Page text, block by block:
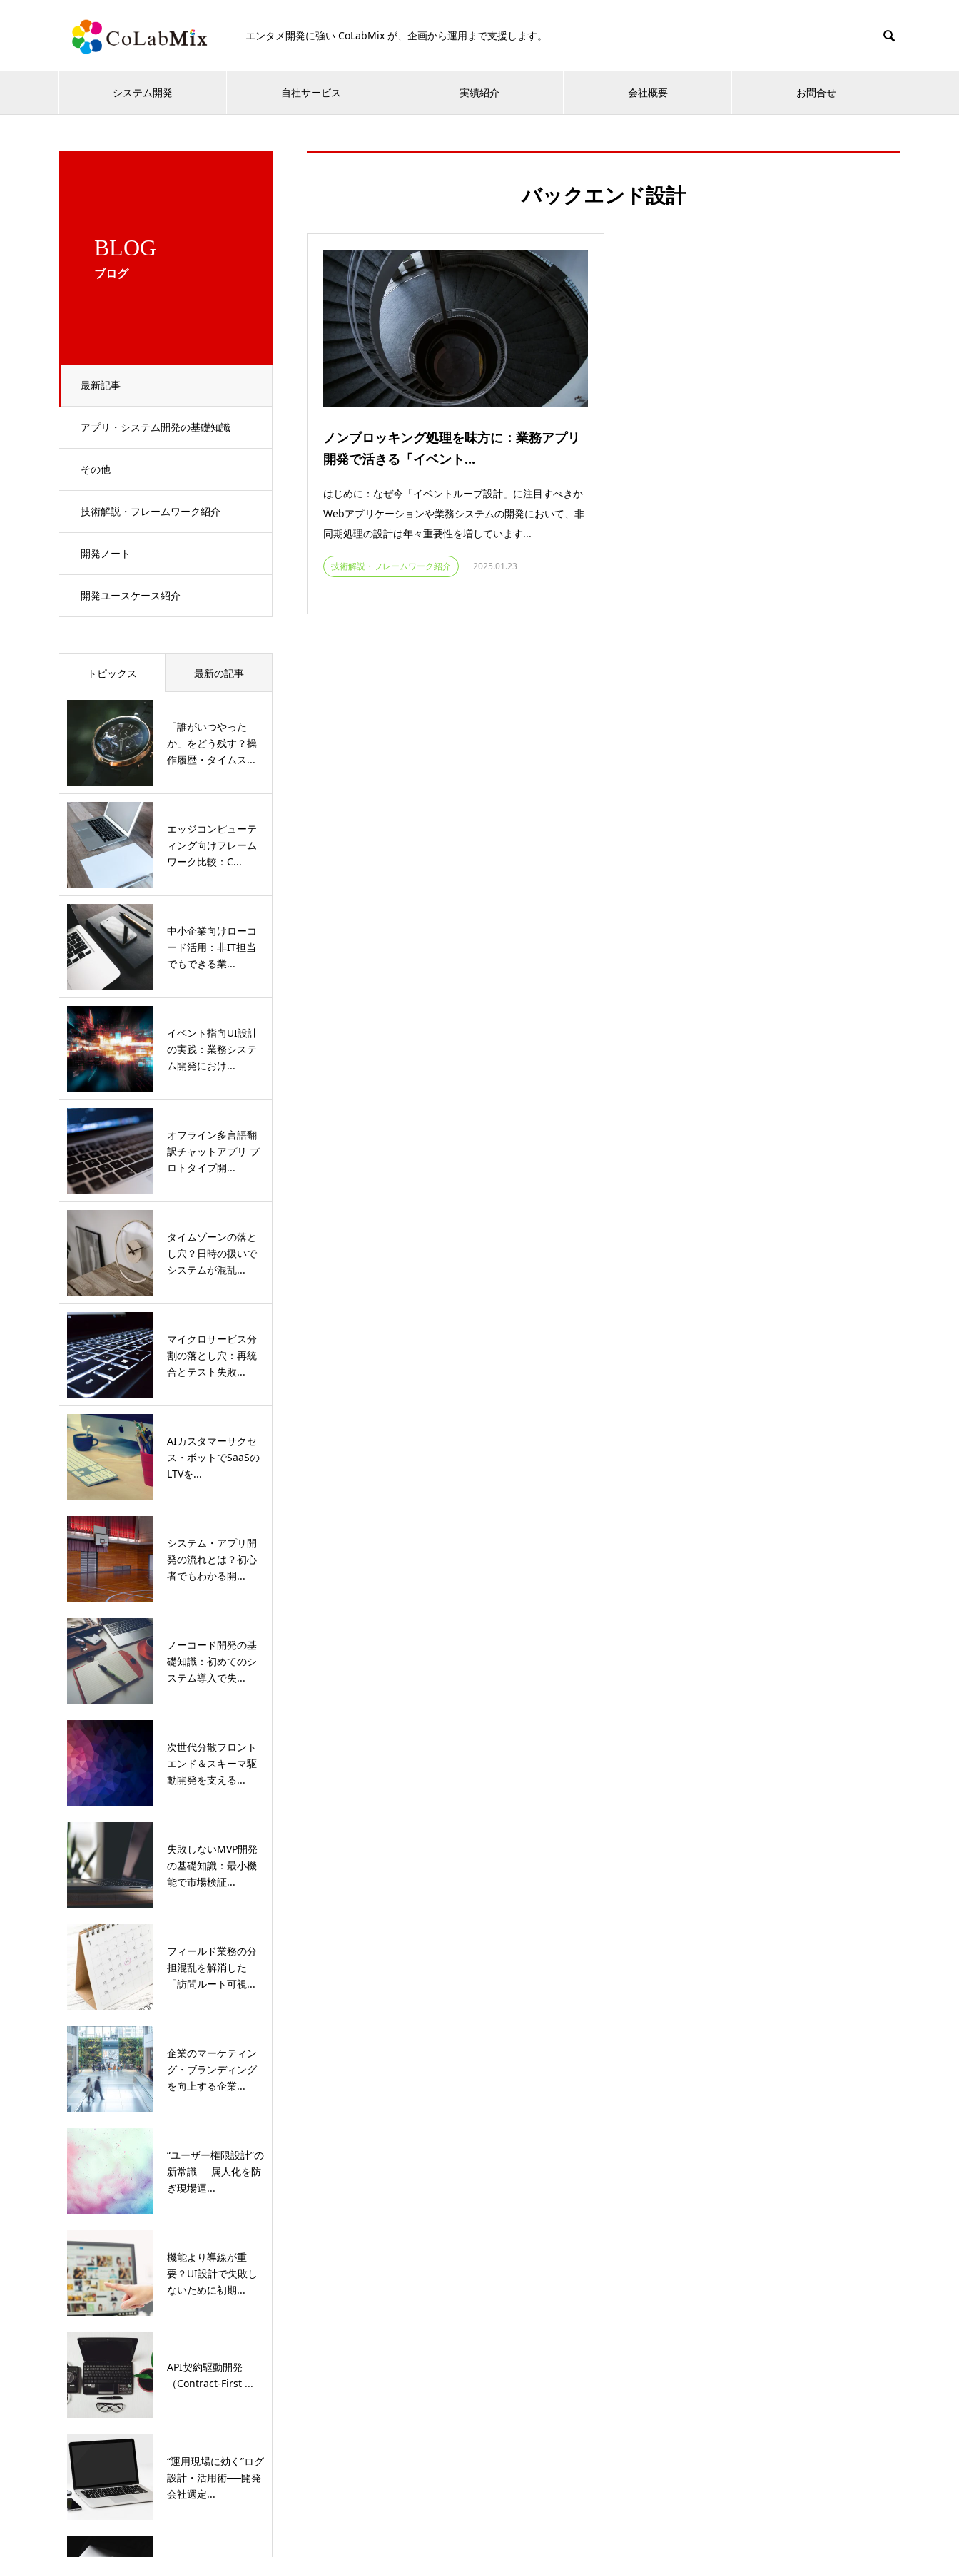
エンタメ開発に強い CoLabMix が、企画から運用まで支援します。 
システム開発 自社サービス 実績紹介 会社概要 お問合せ
BLOG
ブログ
最新記事
アプリ・システム開発の基礎知識
その他
技術解説・フレームワーク紹介
開発ノート
開発ユースケース紹介
バックエンド設計
ノンブロッキング処理を味方に：業務アプリ
開発で活きる「イベント...
はじめに：なぜ今「イベントループ設計」に注目すべきか
Webアプリケーションや業務システムの開発において、非
同期処理の設計は年々重要性を増しています...
技術解説・フレームワーク紹介 2025.01.23
トピックス 最新の記事
「誰がいつやった
か」をどう残す？操
作履歴・タイムス...
エッジコンピューテ
ィング向けフレーム
ワーク比較：C...
中小企業向けローコ
ード活用：非IT担当
でもできる業...
イベント指向UI設計
の実践：業務システ
ム開発におけ...
オフライン多言語翻
訳チャットアプリ プ
ロトタイプ開...
タイムゾーンの落と
し穴？日時の扱いで
システムが混乱...
マイクロサービス分
割の落とし穴：再統
合とテスト失敗...
AIカスタマーサクセ
ス・ボットでSaaSの
LTVを...
システム・アプリ開
発の流れとは？初心
者でもわかる開...
ノーコード開発の基
礎知識：初めてのシ
ステム導入で失...
次世代分散フロント
エンド＆スキーマ駆
動開発を支える...
失敗しないMVP開発
の基礎知識：最小機
能で市場検証...
フィールド業務の分
担混乱を解消した
「訪問ルート可視...
企業のマーケティン
グ・ブランディング
を向上する企業...
“ユーザー権限設計”の
新常識──属人化を防
ぎ現場運...
機能より導線が重
要？UI設計で失敗し
ないために初期...
API契約駆動開発
（Contract-First ...
“運用現場に効く”ログ
設計・活用術──開発
会社選定...